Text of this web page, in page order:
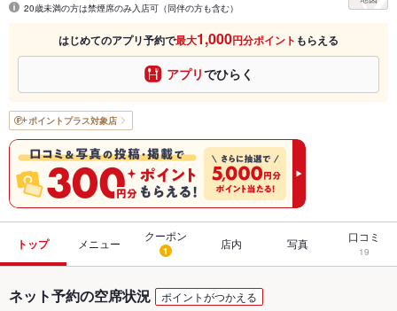
20歳未満の方は禁煙席のみ入店可（同伴の方も含む）
はじめてのアプリ予約で最大1,000円分ポイント もらえる
アプリでひらく
ポイントプラス対象店
トップ メニュー
クーポン
1 店内 写真 口コミ
19
ネット予約の空席状況 ポイントがつかえる